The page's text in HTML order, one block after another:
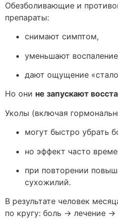
Обезболивающие и
препараты:
снимают симптом,
уменьшают
дают ощущение
Но они не запускают
Уколы (включая
могут быстро убрать
но эффект часто
при повторении
сухожилий.
В результате человек
по кругу: боль → лечение →